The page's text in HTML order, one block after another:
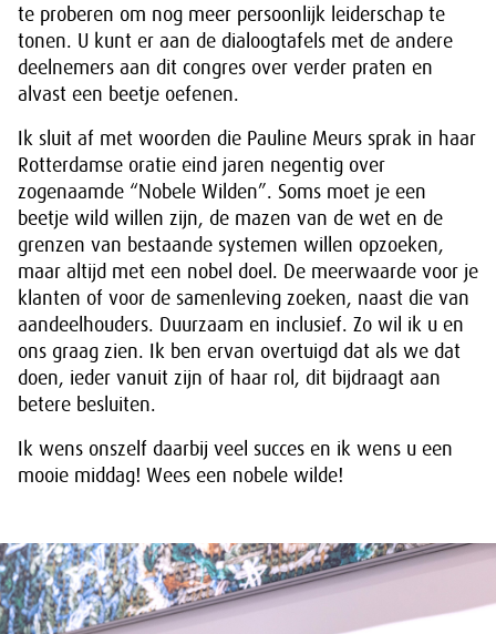
te proberen om nog meer persoonlijk leiderschap te
tonen. U kunt er aan de dialoogtafels met de andere
deelnemers aan dit congres over verder praten en
alvast een beetje oefenen.
Ik sluit af met woorden die Pauline Meurs sprak in haar
Rotterdamse oratie eind jaren negentig over
zogenaamde “Nobele Wilden”. Soms moet je een
beetje wild willen zijn, de mazen van de wet en de
grenzen van bestaande systemen willen opzoeken,
maar altijd met een nobel doel. De meerwaarde voor je
klanten of voor de samenleving zoeken, naast die van
aandeelhouders. Duurzaam en inclusief. Zo wil ik u en
ons graag zien. Ik ben ervan overtuigd dat als we dat
doen, ieder vanuit zijn of haar rol, dit bijdraagt aan
betere besluiten.
Ik wens onszelf daarbij veel succes en ik wens u een
mooie middag! Wees een nobele wilde!